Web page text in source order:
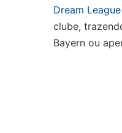
Dream
clube,
Bayern ou